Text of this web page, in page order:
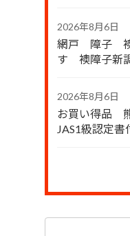
2026年8月6日
網戸 障子
す 襖障子新
2026年8月6日
お買い得品
JAS1級認定